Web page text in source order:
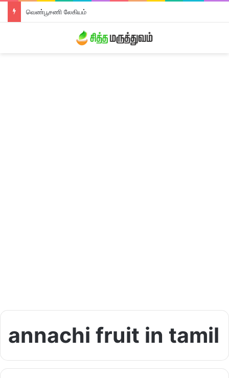
வெண்பூசணி லேகியம்
annachi fruit in tamil